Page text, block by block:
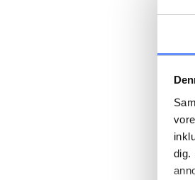
dig.